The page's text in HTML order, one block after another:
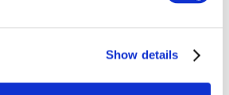
Show details